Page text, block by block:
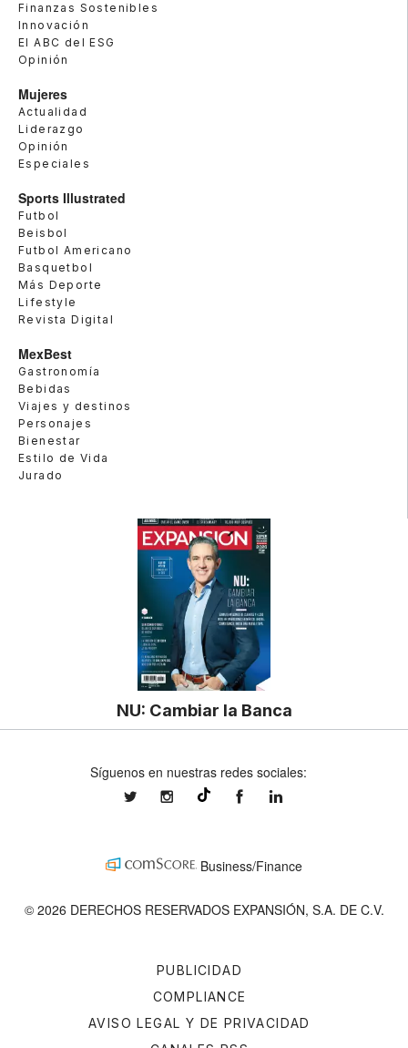
Finanzas Sostenibles
Innovación
El ABC del ESG
Opinión
Mujeres
Actualidad
Liderazgo
Opinión
Especiales
Sports Illustrated
Futbol
Beisbol
Futbol Americano
Basquetbol
Más Deporte
Lifestyle
Revista Digital
MexBest
Gastronomía
Bebidas
Viajes y destinos
Personajes
Bienestar
Estilo de Vida
Jurado
NU: Cambiar la Banca
PUBLICIDAD
COMPLIANCE
AVISO LEGAL Y DE PRIVACIDAD
Síguenos en nuestras redes sociales:
expansionmxexpansionmx ExpansionMex
Business/Finance
© 2026 DERECHOS RESERVADOS EXPANSIÓN, S.A. DE C.V.